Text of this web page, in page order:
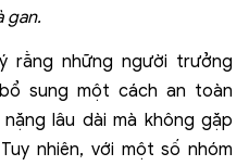
gan.
rằng những người trưởng
sung một cách an toàn
lâu dài mà không gặp
nhiên, với một số nhóm